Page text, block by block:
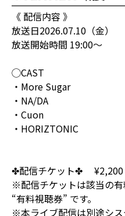
《 配信内容 》
放送日2026.07.10（金）
放送開始時間 19:00〜
◯CAST
・More Sugar
・NA/DA
・Cuon
・HORIZTONIC
✤配信チケット✤ ¥2,200
※配信チケットは該当の
“有料視聴券” です。
※本ライブ配信は別途シ